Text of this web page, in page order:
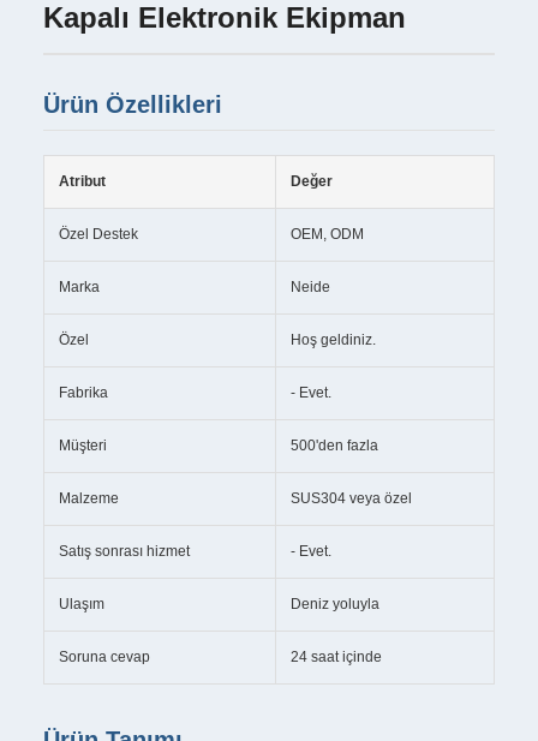
Kapalı Elektronik Ekipman
Ürün Özellikleri
Atribut Değer
Özel Destek OEM, ODM
Marka Neide
Özel Hoş geldiniz.
Fabrika - Evet.
Müşteri 500'den fazla
Malzeme SUS304 veya özel
Satış sonrası hizmet - Evet.
Ulaşım Deniz yoluyla
Soruna cevap 24 saat içinde